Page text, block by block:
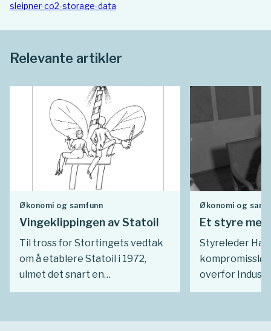
sleipner-co2-storage-data
Relevante artikler
Økonomi og samfunn
Vingeklippingen av Statoil
Til tross for Stortingets vedtak
om å etablere Statoil i 1972,
ulmet det snart en
underliggende konflikt om
instrument i oljepolitikken. Ved
Økonomi og
Et styre
Styreleder
overfor
til uttrykk i